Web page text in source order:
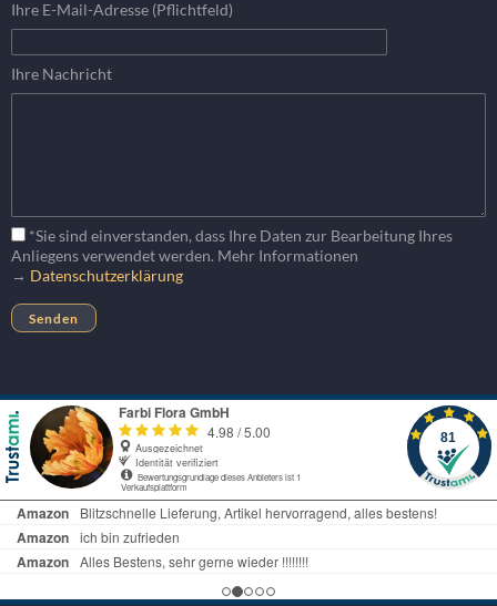
Ihre E-Mail-Adresse (Pflichtfeld)
Ihre Nachricht
*Sie sind einverstanden, dass Ihre Daten zur Bearbeitung Ihres
Anliegens verwendet werden. Mehr Informationen
→ Datenschutzerklärung